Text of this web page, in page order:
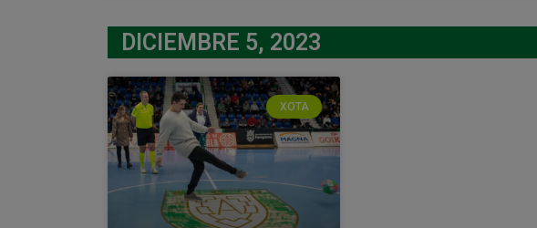
DICIEMBRE 5, 2023
XOTA